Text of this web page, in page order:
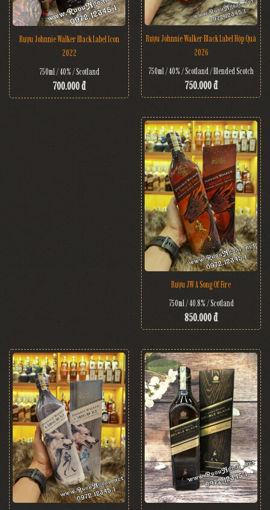
Rượu Johnnie Walker Black Label Icon
2022
750ml / 40% / Scotland
700.000 đ
Rượu Johnnie Walker Black Label Hộp Quà
2026
750ml / 40% / Scotland / Blended Scotch
750.000 đ
Rượu JW A Song Of Fire
750ml / 40.8% / Scotland
850.000 đ